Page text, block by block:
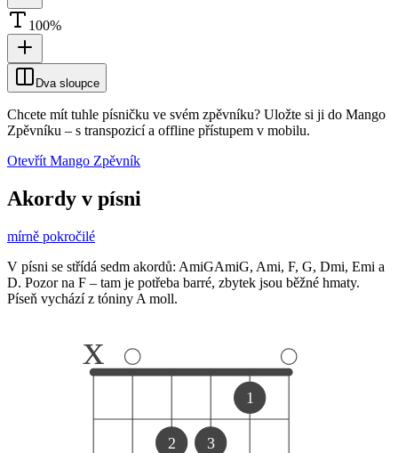
100%
Dva sloupce
Chcete mít tuhle písničku ve svém zpěvníku? Uložte si ji do Mango
Zpěvníku – s transpozicí a offline přístupem v mobilu.
Otevřít Mango Zpěvník
Akordy v písni
mírně pokročilé
V písni se střídá sedm akordů: AmiGAmiG, Ami, F, G, Dmi, Emi a
D. Pozor na F – tam je potřeba barré, zbytek jsou běžné hmaty.
Píseň vychází z tóniny A moll.
x
2 3
1